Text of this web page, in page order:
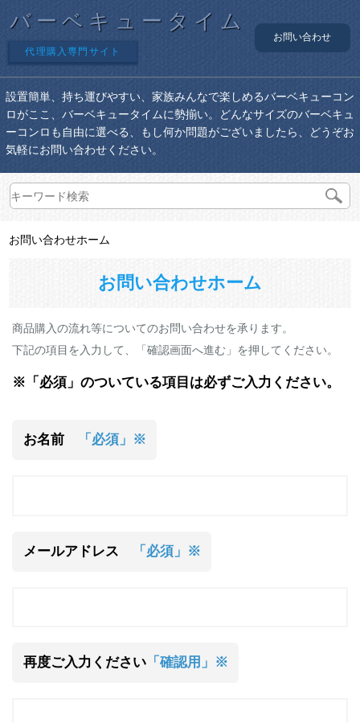
バーベキュータイム
代理購入専門サイト
お問い合わせ
設置簡単、持ち運びやすい、家族みんなで楽しめるバーベキューコン
ロがここ、バーベキュータイムに勢揃い。どんなサイズのバーベキュ
ーコンロも自由に選べる、もし何か問題がございましたら、どうぞお
気軽にお問い合わせください。
お問い合わせホーム
お問い合わせホーム
商品購入の流れ等についてのお問い合わせを承ります。
下記の項目を入力して、「確認画面へ進む」を押してください。
※「必須」のついている項目は必ずご入力ください。
お名前 「必須」※
メールアドレス 「必須」※
再度ご入力ください「確認用」※